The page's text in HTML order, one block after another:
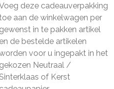
deze cadeauverpakking
aan de winkelwagen per
gewenst in te pakken artikel
en de bestelde artikelen
voor u ingepakt in het
gekozen Neutraal /
of Kerst